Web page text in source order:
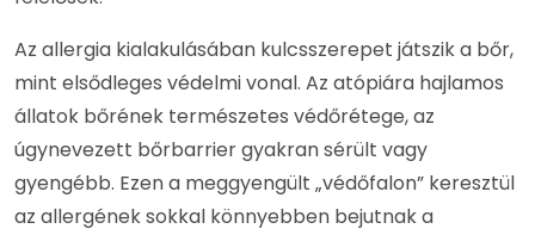
Az allergia kialakulásában kulcsszerepet játszik a bőr,
mint elsődleges védelmi vonal. Az atópiára hajlamos
állatok bőrének természetes védőrétege, az
úgynevezett bőrbarrier gyakran sérült vagy
gyengébb. Ezen a meggyengült „védőfalon” keresztül
az allergének sokkal könnyebben bejutnak a